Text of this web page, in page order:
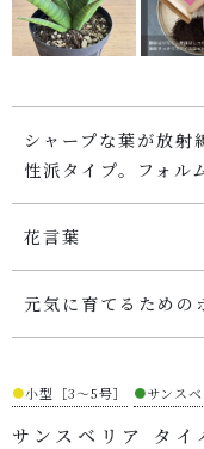
PRIVACY
プライバシーポリシー
シャープな葉が放射
性派タイプ。フォル
花言葉
元気に育てるための
●小型［3～5号］ ●サンス
サンスベリア タ